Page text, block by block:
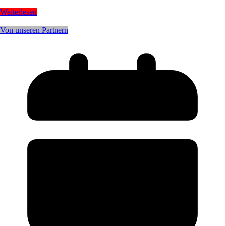
Weiterlesen
Von unseren Partnern